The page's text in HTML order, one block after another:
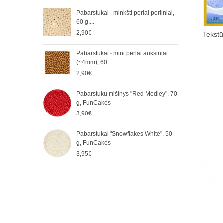
Pabarstukai - minkšti perlai perliniai,
60 g,...
2,90€
Pabarstukai - mini perlai auksiniai
(~4mm), 60...
2,90€
Pabarstukų mišinys "Red Medley", 70
g, FunCakes
3,90€
Pabarstukai "Snowflakes White", 50
g, FunCakes
3,95€
g,